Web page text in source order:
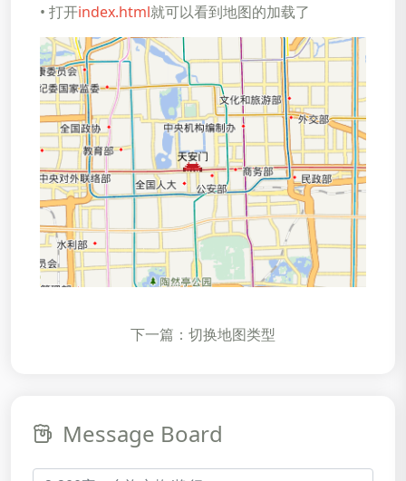
• 打开index.html就可以看到地图的加载了
下一篇：切换地图类型
Message Board